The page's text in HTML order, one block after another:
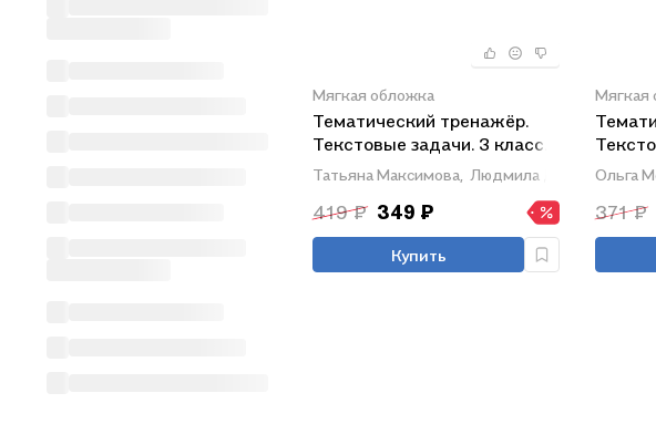
Мягкая обложка
Тематический тренажёр.
Текстовые задачи. 3 класс.
Новое издание
Татьяна Максимова, Людмила Давыдкина
419 ₽ 349 ₽
Купить
Мягкая
Новое
Ольга
371 ₽